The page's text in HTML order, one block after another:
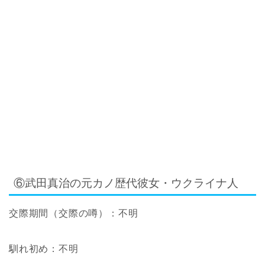
⑥武田真治の元カノ歴代彼女・ウクライナ人
交際期間 （交際の噂） ：不明
馴れ初め：不明